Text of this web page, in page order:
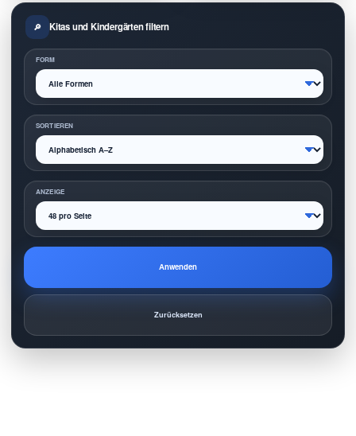
Kitas und Kindergärten filtern
FORM
SORTIEREN
ANZEIGE
Anwenden
Zurücksetzen